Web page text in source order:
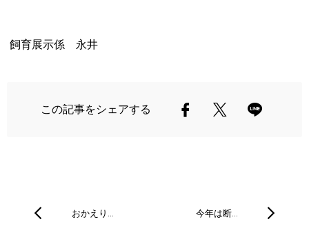
飼育展示係 永井
この記事をシェアする
おかえり… 今年は断…